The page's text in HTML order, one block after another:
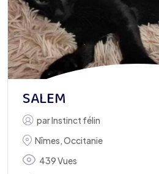
SALEM
parInstinct félin
Nîmes,Occitanie
439 Vues